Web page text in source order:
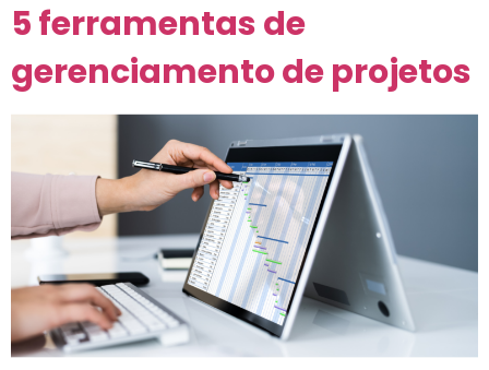
5 ferramentas de
gerenciamento de projetos